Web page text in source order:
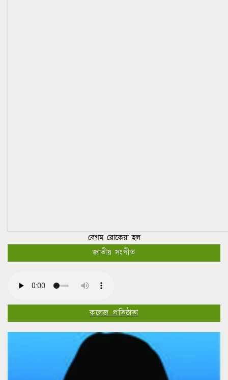
বেগম রোকেয়া হল
জাতীয় সংগীত
কলেজ প্রতিষ্ঠাতা